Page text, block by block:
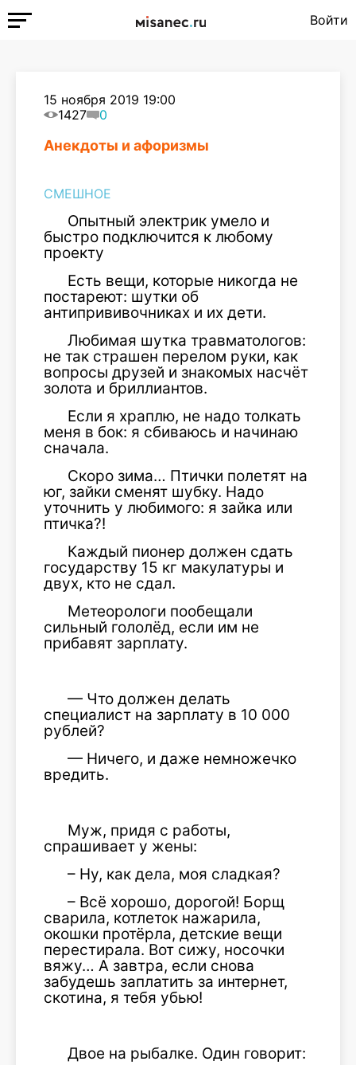
Войти
15 ноября 2019 19:00
1427
0
Анекдоты и афоризмы
СМЕШНОЕ
Опытный электрик умело и
быстро подключится к любому
проекту
Есть вещи, которые никогда не
постареют: шутки об
антипрививочниках и их дети.
Любимая шутка травматологов:
не так страшен перелом руки, как
вопросы друзей и знакомых насчёт
золота и бриллиантов.
Если я храплю, не надо толкать
меня в бок: я сбиваюсь и начинаю
сначала.
Скоро зима… Птички полетят на
юг, зайки сменят шубку. Надо
уточнить у любимого: я зайка или
птичка?!
Каждый пионер должен сдать
государству 15 кг макулатуры и
двух, кто не сдал.
Метеорологи пообещали
сильный гололёд, если им не
прибавят зарплату.
— Что должен делать
специалист на зарплату в 10 000
рублей?
— Ничего, и даже немножечко
вредить.
Муж, придя с работы,
спрашивает у жены:
– Ну, как дела, моя сладкая?
– Всё хорошо, дорогой! Борщ
сварила, котлеток нажарила,
окошки протёрла, детские вещи
перестирала. Вот сижу, носочки
вяжу… А завтра, если снова
забудешь заплатить за интернет,
скотина, я тебя убью!
Двое на рыбалке. Один говорит: